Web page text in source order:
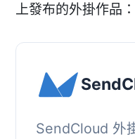
上發布的外掛作品：
SendCloud 外